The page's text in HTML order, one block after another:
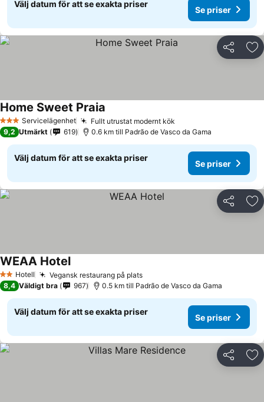
Välj datum för att se exakta priser
Se priser
Dela
3 StjärnorServicelägenhet Fullt utrustat modernt kök
Home Sweet Praia
9,2 Utmärkt 619 0.6 km till Padrão de Vasco da Gama
Välj datum för att se exakta priser
Se priser
Dela
2 Stjärnor
Hotell Vegansk restaurang på plats
WEAA Hotel
8,4 Väldigt bra 967 0.5 km till Padrão de Vasco da Gama
Välj datum för att se exakta priser
Se priser
Dela